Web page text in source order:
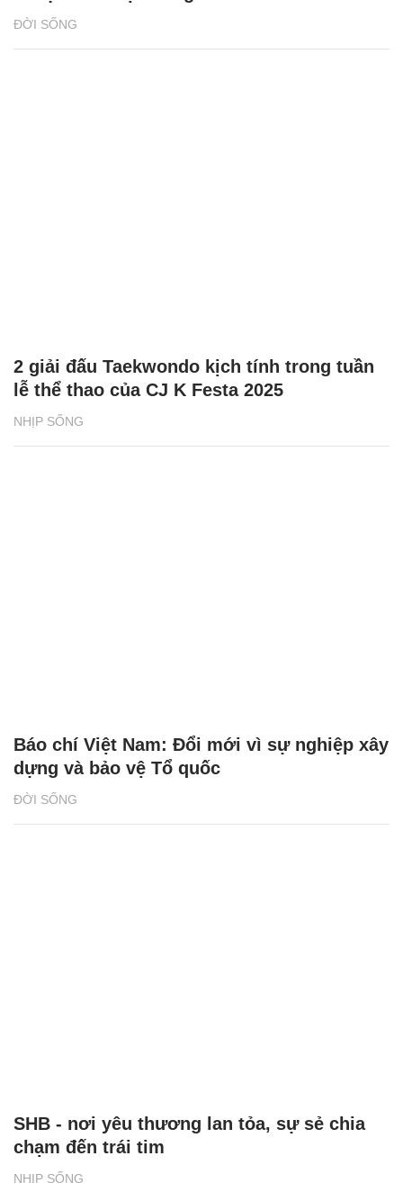
ĐỜI SỐNG
NHỊP SỐNG
2 giải đấu Taekwondo kịch tính trong tuần
lễ thể thao của CJ K Festa 2025
ĐỜI SỐNG
Báo chí Việt Nam: Đổi mới vì sự nghiệp xây
dựng và bảo vệ Tổ quốc
NHỊP SỐNG
SHB - nơi yêu thương lan tỏa, sự sẻ chia
chạm đến trái tim